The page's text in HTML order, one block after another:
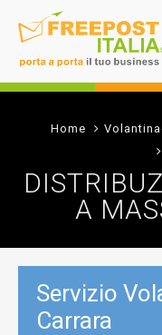
Home
A
Servizio
Carrara